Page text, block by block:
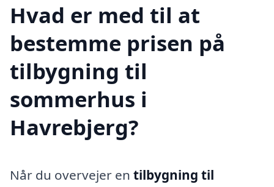
Hvad er med til at
bestemme prisen på
tilbygning til
sommerhus i
Havrebjerg?
Når du overvejer en tilbygning til